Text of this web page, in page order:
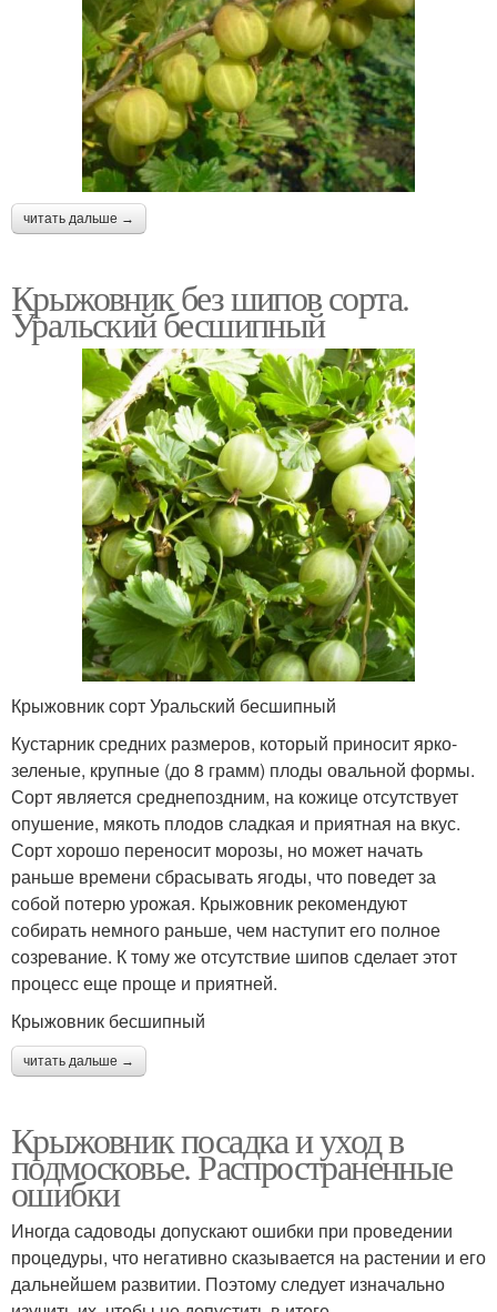
читать дальше →
Крыжовник без шипов сорта.
Уральский бесшипный
Крыжовник сорт Уральский бесшипный
Кустарник средних размеров, который приносит ярко-
зеленые, крупные (до 8 грамм) плоды овальной формы.
Сорт является среднепоздним, на кожице отсутствует
опушение, мякоть плодов сладкая и приятная на вкус.
Сорт хорошо переносит морозы, но может начать
раньше времени сбрасывать ягоды, что поведет за
собой потерю урожая. Крыжовник рекомендуют
собирать немного раньше, чем наступит его полное
созревание. К тому же отсутствие шипов сделает этот
процесс еще проще и приятней.
Крыжовник бесшипный
читать дальше →
Крыжовник посадка и уход в
подмосковье. Распространенные
ошибки
Иногда садоводы допускают ошибки при проведении
процедуры, что негативно сказывается на растении и его
дальнейшем развитии. Поэтому следует изначально